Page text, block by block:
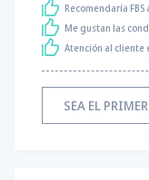
Recomendaría FBS
Me gustan las
Atención al cliente
SEA EL